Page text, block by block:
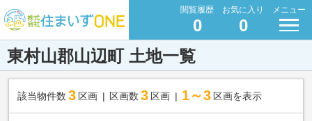
閲覧履歴
0
お気に入り
0
メニュー
東村山郡山辺町 土地一覧
該当物件数 3 区画 区画数 3 区画 1～3 区画を表示